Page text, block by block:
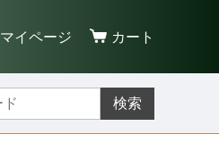
マイページ カート
検索